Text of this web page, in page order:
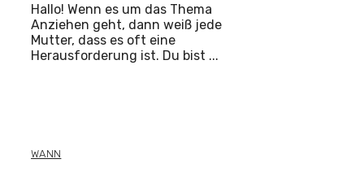
Hallo! Wenn es um das Thema
Anziehen geht, dann weiß jede
Mutter, dass es oft eine
Herausforderung ist. Du bist ...
WANN